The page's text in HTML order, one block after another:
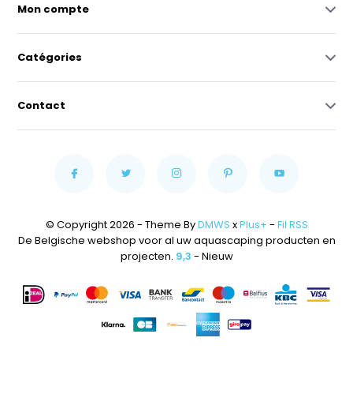
Mon compte
Catégories
Contact
© Copyright 2026 - Theme ByDMWS xPlus+ - Fil RSS
De Belgische webshop voor al uw aquascaping producten en
projecten. 9,3 - Nieuw